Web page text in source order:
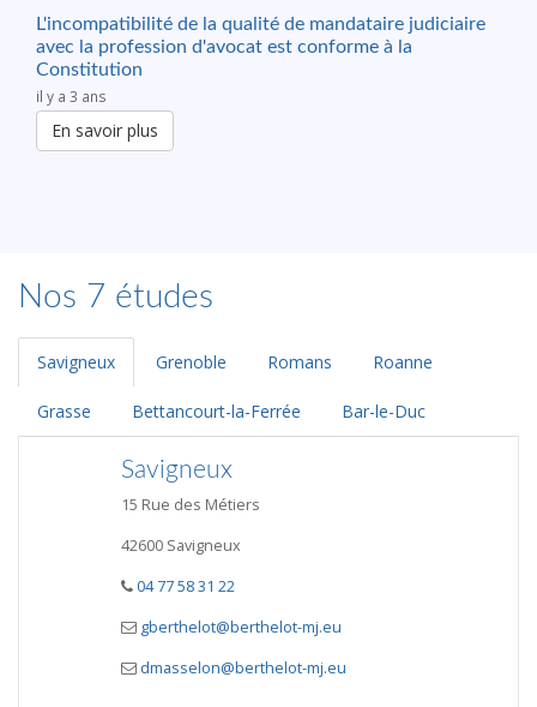
L'incompatibilité de la qualité de mandataire judiciaire
avec la profession d'avocat est conforme à la
Constitution
il y a 3 ans
En savoir plus
Nos 7 études
Savigneux Grenoble Romans Roanne
Grasse Bettancourt-la-Ferrée Bar-le-Duc
Savigneux
15 Rue des Métiers
42600 Savigneux
04 77 58 31 22
gberthelot@berthelot-mj.eu
dmasselon@berthelot-mj.eu